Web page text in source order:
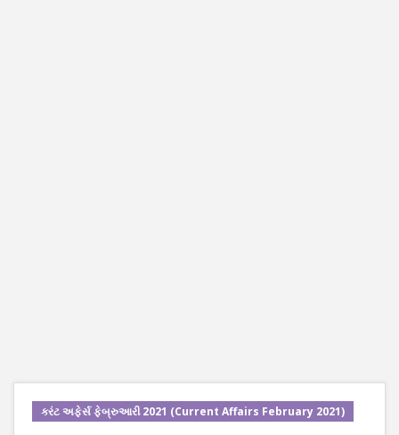
કરંટ અફેર્સ ફેબ્રુઆરી 2021 (Current Affairs February 2021)